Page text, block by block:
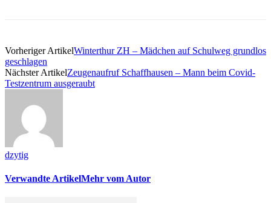
Vorheriger ArtikelWinterthur ZH – Mädchen auf Schulweg grundlos
geschlagen
Nächster ArtikelZeugenaufruf Schaffhausen – Mann beim Covid-
Testzentrum ausgeraubt
dzytig
Verwandte ArtikelMehr vom Autor